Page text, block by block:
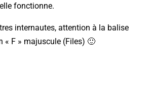
fonctionne.
internautes, attention à la balise
« F » majuscule (Files) 🙂